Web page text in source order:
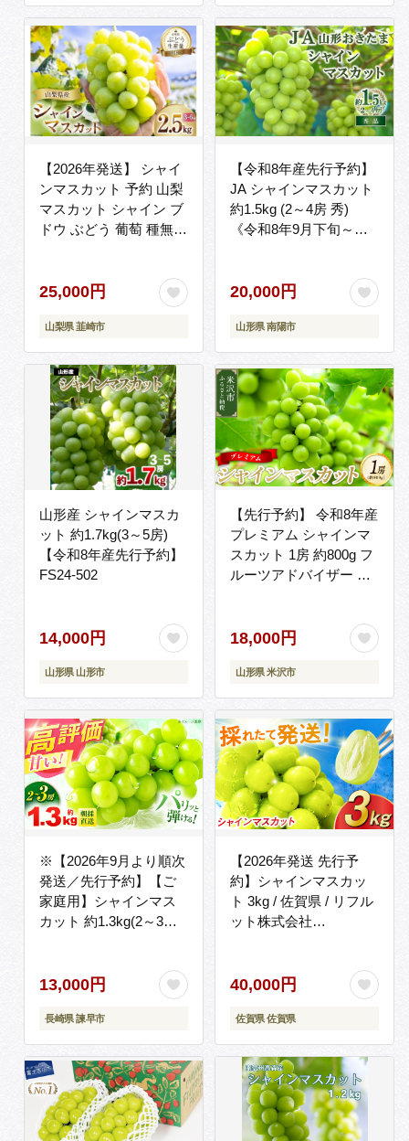
【2026年発送】 シャイ
ンマスカット 予約 山梨
マスカット シャイン ブ
ドウ ぶどう 葡萄 種無し
果物 2.5キロ 高品質 厳
選 産地直送 季節限定 数
量限定 期間限定発送
[OUTTA REACH
JAPAN 山梨県 韮崎市
20742861]
25,000円
山梨県 韮崎市
【令和8年産先行予約】
JA シャインマスカット
約1.5kg (2～4房 秀)
《令和8年9月下旬～発
果物 フルーツ 山形県 南
20,000円
山形県 南陽市
山形産 シャインマスカ
ット 約1.7kg(3～5房)
【令和8年産先行予約】
FS24-502
14,000円
山形県 山形市
【先行予約】 令和8年産
プレミアム シャインマ
スカット 1房 約800g フ
ルーツアドバイザー 厳
18,000円
山形県 米沢市
※【2026年9月より順次
発送／先行予約】【ご
家庭用】シャインマス
カット 約1.3kg(2～3房)
スカット しゃいんます
かっと / 諫早市 / 肥前グ
ローカル株式会社
[AHDI007]
13,000円
長崎県 諫早市
【2026年発送 先行予
約】シャインマスカッ
ト 3kg / 佐賀県 / リフル
ット株式会社
40,000円
佐賀県 佐賀県